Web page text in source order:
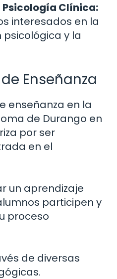
Psicología Clínica:
interesados en la
psicológica y la
Enseñanza
enseñanza en la
de Durango en
por ser
en el
un aprendizaje
participen y
proceso
de diversas